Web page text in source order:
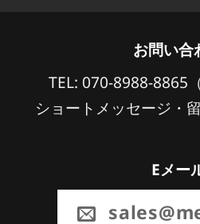
お問い合
TEL: 070-8988-8865
ショートメッセージ・
Eメー